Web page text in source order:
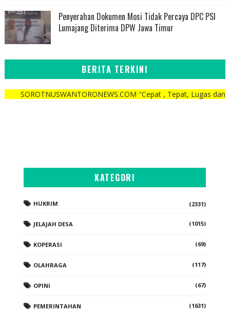
Penyerahan Dokumen Mosi Tidak Percaya DPC PSI
Lumajang Diterima DPW Jawa Timur
BERITA TERKINI
"Cepat , Tepat, Lugas dan Berani"
KATEGORI
HUKRIM (2331)
JELAJAH DESA (1015)
KOPERASI (69)
OLAHRAGA (117)
OPINI (67)
PEMERINTAHAN (1631)